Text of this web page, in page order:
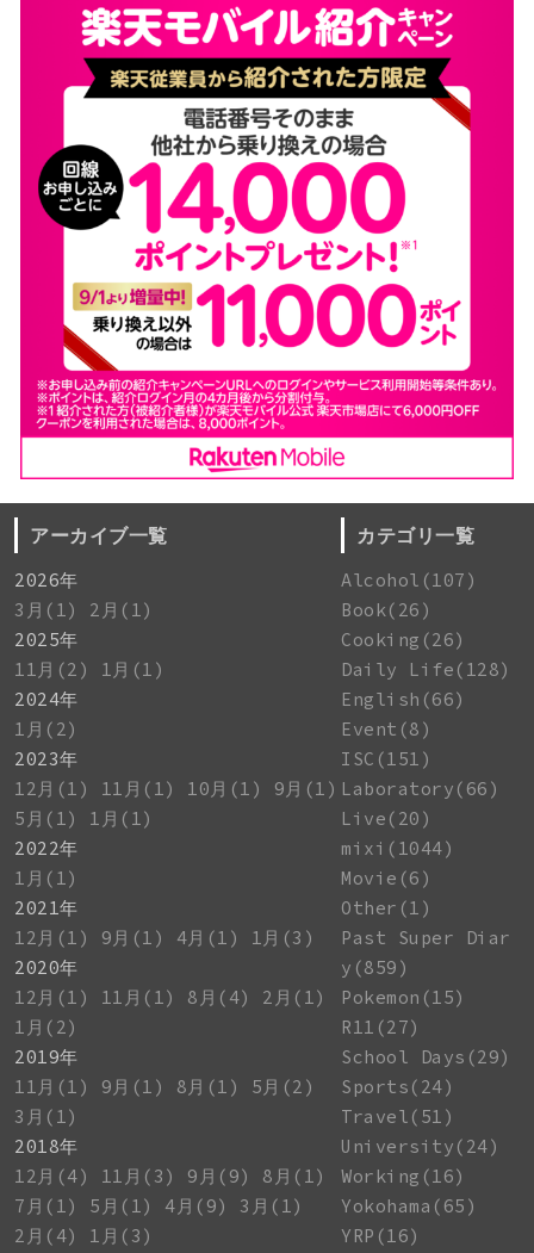
アーカイブ一覧
2026年
3月(1)
2月(1)
2025年
11月(2)
1月(1)
2024年
1月(2)
2023年
12月(1)
11月(1) 10月(1)
9月(1)
5月(1)
1月(1)
2022年
1月(1)
2021年
12月(1)
9月(1) 4月(1)
1月(3)
2020年
12月(1)
11月(1) 8月(4)
2月(1)
1月(2)
2019年
11月(1)
9月(1) 8月(1)
5月(2)
3月(1)
2018年
12月(4)
11月(3) 9月(9)
8月(1)
7月(1)
5月(1) 4月(9)
3月(1)
2月(4)
1月(3)
カテゴリ一覧
Alcohol(107)
Book(26)
Cooking(26)
Daily Life(128)
English(66)
Event(8)
ISC(151)
Laboratory(66)
Live(20)
mixi(1044)
Movie(6)
Other(1)
Past Super Diar
y(859)
Pokemon(15)
R11(27)
School Days(29)
Sports(24)
Travel(51)
University(24)
Working(16)
Yokohama(65)
YRP(16)